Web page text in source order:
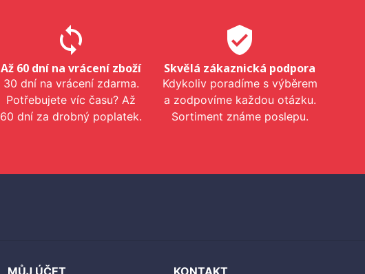
sync
Až 60 dní na vrácení zboží
30 dní na vrácení zdarma.
Potřebujete víc času? Až
60 dní za drobný poplatek.
verified_user
Skvělá zákaznická podpora
Kdykoliv poradíme s výběrem
a zodpovíme každou otázku.
Sortiment známe poslepu.